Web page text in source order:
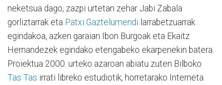
neketsua dago, zazpi urtetan zehar Jabi Zabala
gorliztarrak eta Patxi Gaztelumendi larrabetzuarrak
egindakoa, azken garaian Ibon Burgoak eta Ekaitz
Hernandezek egindako etengabeko ekarpenekin batera.
Proiektua 2000. urteko azaroan abiatu zuten Bilboko
Tas Tas irrati libreko estudiotik, horretarako Interneta